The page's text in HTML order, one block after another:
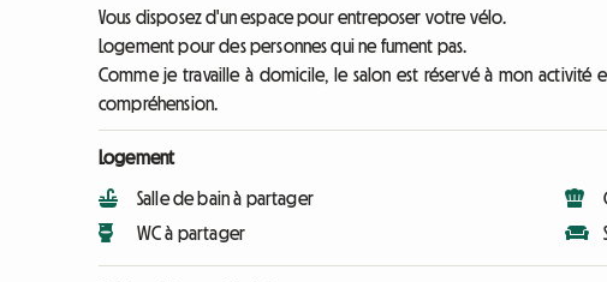
Vous disposez d'un espace pour entreposer votre vélo.
Logement pour des personnes qui ne fument pas.
Comme je travaille à domicile, le salon est réservé à mon activité
compréhension.
Logement
Salle de bain à partager
WC à partager